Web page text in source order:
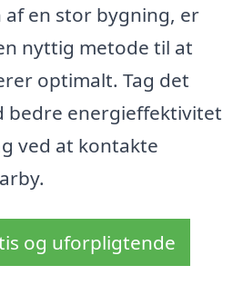
en stor bygning, er
nyttig metode til at
optimalt. Tag det
bedre energieffektivitet
ved at kontakte
og uforpligtende